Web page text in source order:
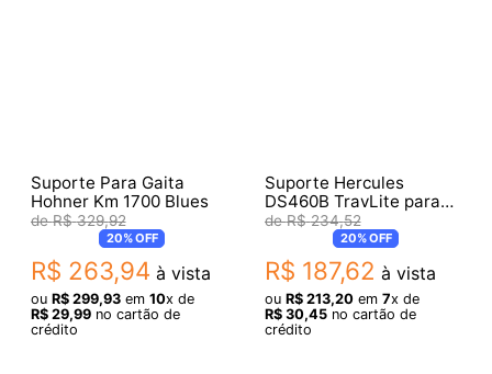
Suporte Para Gaita
Hohner Km 1700 Blues
R$ 329,92
20%OFF
R$ 263,94 à vista
ou R$ 299,93em 10x de
R$ 29,99no cartão de
crédito
Suporte Hercules
DS460B TravLite para
Flauta
R$ 234,52
20%OFF
R$ 187,62 à vista
ou R$ 213,20em 7x de
R$ 30,45no cartão de
crédito